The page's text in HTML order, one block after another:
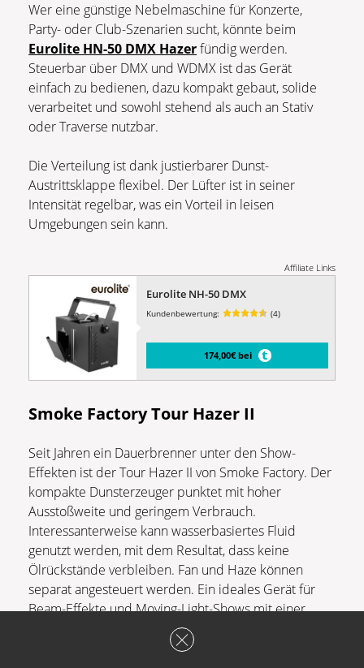
Wer eine günstige Nebelmaschine für Konzerte,
Party- oder Club-Szenarien sucht, könnte beim
Eurolite HN-50 DMX Hazerfündig werden.
Steuerbar über DMX und WDMX ist das Gerät
einfach zu bedienen, dazu kompakt gebaut, solide
verarbeitet und sowohl stehend als auch an Stativ
oder Traverse nutzbar.
Die Verteilung ist dank justierbarer Dunst-
Austrittsklappe flexibel. Der Lüfter ist in seiner
Intensität regelbar, was ein Vorteil in leisen
Umgebungen sein kann.
Affiliate Links
Eurolite NH-50 DMX
Kundenbewertung: (4)
174,00€ bei
Smoke Factory Tour Hazer II
Seit Jahren ein Dauerbrenner unter den Show-
Effekten ist der Tour Hazer II von Smoke Factory. Der
kompakte Dunsterzeuger punktet mit hoher
Ausstoßweite und geringem Verbrauch.
Interessanterweise kann wasserbasiertes Fluid
genutzt werden, mit dem Resultat, dass keine
Ölrückstände verbleiben. Fan und Haze können
separat angesteuert werden. Ein ideales Gerät für
Beam-Effekte und Moving-Light-Shows mit einer
Leistung von 1.600 Watt. Kostenpunkt: 1.239,- Euro.